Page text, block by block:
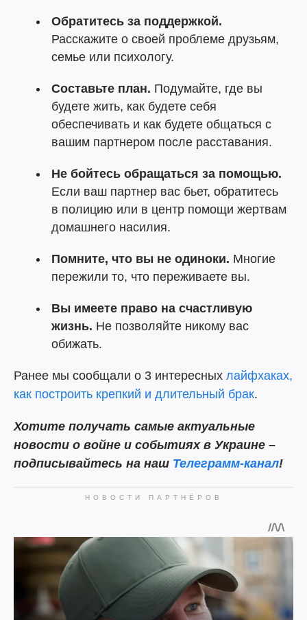
Обратитесь за поддержкой.
Расскажите о своей проблеме друзьям,
семье или психологу.
Составьте план. Подумайте, где вы
будете жить, как будете себя
обеспечивать и как будете общаться с
вашим партнером после расставания.
Не бойтесь обращаться за помощью.
Если ваш партнер вас бьет, обратитесь
в полицию или в центр помощи жертвам
домашнего насилия.
Помните, что вы не одиноки. Многие
пережили то, что переживаете вы.
Вы имеете право на счастливую
жизнь. Не позволяйте никому вас
обижать.
Ранее мы сообщали о 3 интересных лайфхаках,
как построить крепкий и длительный брак.
Хотите получать самые актуальные
новости о войне и событиях в Украине –
подписывайтесь на наш Телеграмм-канал!